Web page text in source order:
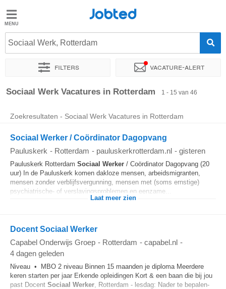
Jobted
Vacatures
Salarissen
Jobted
Sociaal Werk, Rotterdam
Filters Vacature-alert
Sorteer op Exacte locatie Bedrijf Uitzendbureau
Sociaal Werk Vacatures in Rotterdam 1 - 15 van 46
Zoekresultaten - Sociaal Werk Vacatures in Rotterdam
Sociaal Werker / Coördinator Dagopvang
Pauluskerk - Rotterdam - pauluskerkrotterdam.nl - gisteren
Pauluskerk Rotterdam Sociaal Werker / Coördinator Dagopvang (20
uur) In de Pauluskerk komen dakloze mensen, arbeidsmigranten,
mensen zonder verblijfsvergunning, mensen met (soms ernstige)
psychiatrische- of verslavingsproblemen en eenzame...
Laat meer zien
Docent Sociaal Werker
Capabel Onderwijs Groep - Rotterdam - capabel.nl -
4 dagen geleden
Niveau • MBO 2 niveau Binnen 15 maanden je diploma Meerdere
keren starten per jaar Erkende opleidingen Kort & een baan die bij jou
past Docent Sociaal Werker, Rotterdam - lesdag: Nader te bepalen-